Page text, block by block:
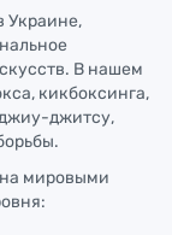
Украине,
В нашем
кикбоксинга,
джиу-джитсу,
мировыми